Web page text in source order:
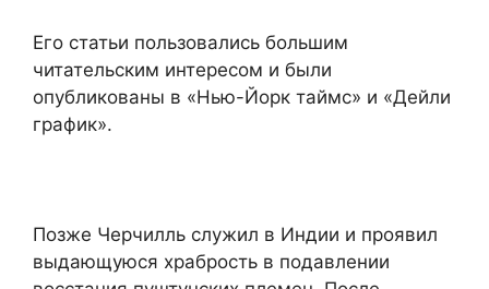
Его статьи пользовались большим
читательским интересом и были
опубликованы в «Нью-Йорк таймс» и «Дейли
график».
Позже Черчилль служил в Индии и проявил
выдающуюся храбрость в подавлении